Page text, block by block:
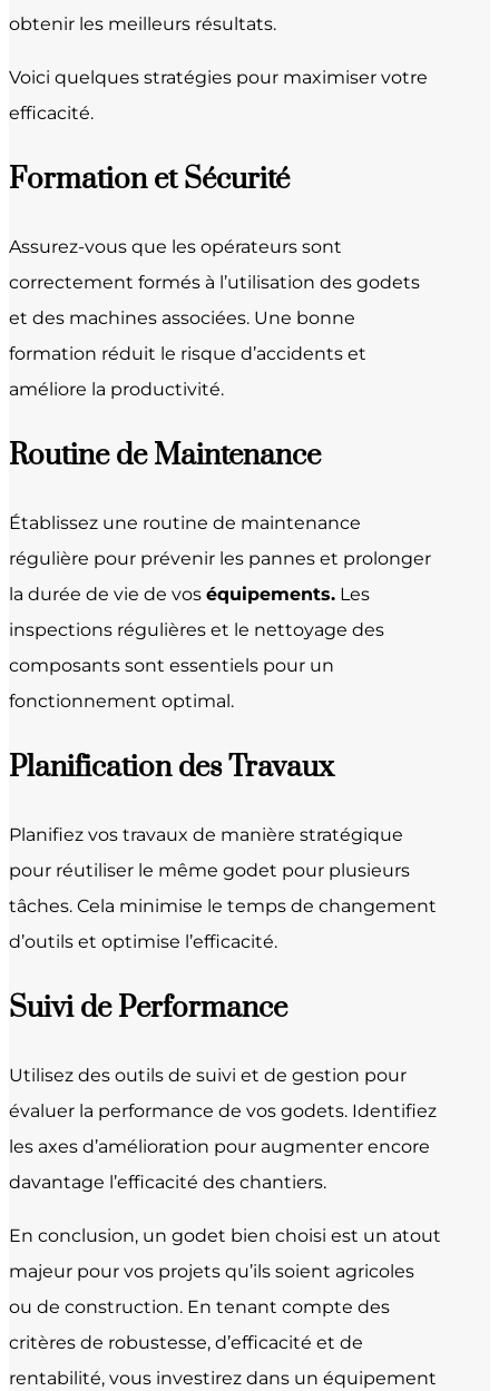
obtenir les meilleurs résultats.
Voici quelques stratégies pour maximiser votre
efficacité.
Formation et Sécurité
Assurez-vous que les opérateurs sont
correctement formés à l’utilisation des godets
et des machines associées. Une bonne
formation réduit le risque d’accidents et
améliore la productivité.
Routine de Maintenance
Établissez une routine de maintenance
régulière pour prévenir les pannes et prolonger
la durée de vie de vos équipements. Les
inspections régulières et le nettoyage des
composants sont essentiels pour un
fonctionnement optimal.
Planification des Travaux
Planifiez vos travaux de manière stratégique
pour réutiliser le même godet pour plusieurs
tâches. Cela minimise le temps de changement
d’outils et optimise l’efficacité.
Suivi de Performance
Utilisez des outils de suivi et de gestion pour
évaluer la performance de vos godets. Identifiez
les axes d’amélioration pour augmenter encore
davantage l’efficacité des chantiers.
En conclusion, un godet bien choisi est un atout
majeur pour vos projets qu’ils soient agricoles
ou de construction. En tenant compte des
critères de robustesse, d’efficacité et de
rentabilité, vous investirez dans un équipement